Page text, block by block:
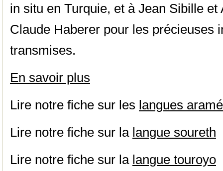
in situ en Turquie, et à Jean Sibille
Claude Haberer pour les précieuses
transmises.
En savoir plus
Lire notre fiche sur les langues
Lire notre fiche sur la langue soureth
Lire notre fiche sur la langue touroyo